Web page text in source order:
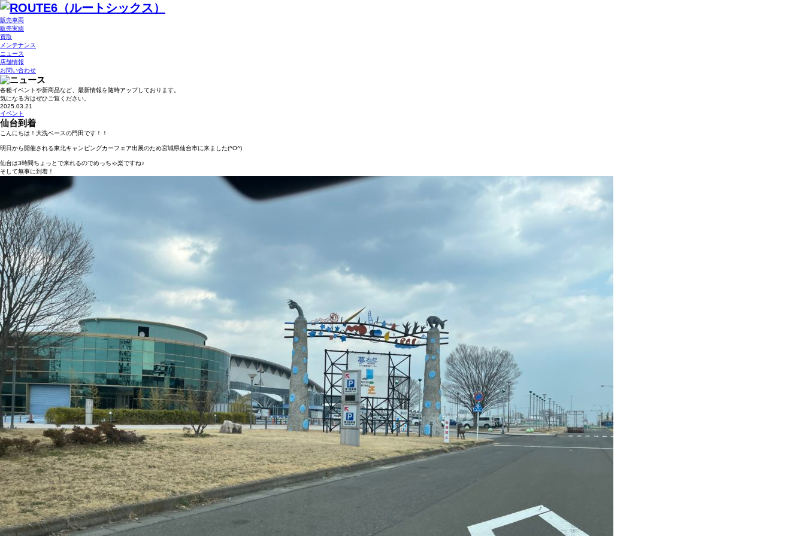
販売車両
販売実績
買取
メンテナンス
ニュース
店舗情報
お問い合わせ
各種イベントや新商品など、最新情報を随時アップしております。
気になる方はぜひご覧ください。
2025.03.21
イベント
仙台到着
こんにちは！大洗ベースの門田です！！
明日から開催される東北キャンピングカーフェア出展のため宮城県仙台市に来ました(^O^)
仙台は3時間ちょっとで来れるのでめっちゃ楽ですね♪
そして無事に到着！